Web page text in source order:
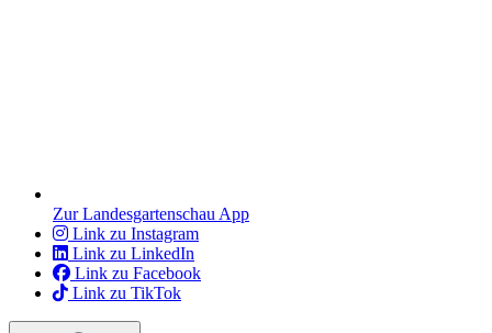
Zur Landesgartenschau App
Link zu Instagram
Link zu LinkedIn
Link zu Facebook
Link zu TikTok